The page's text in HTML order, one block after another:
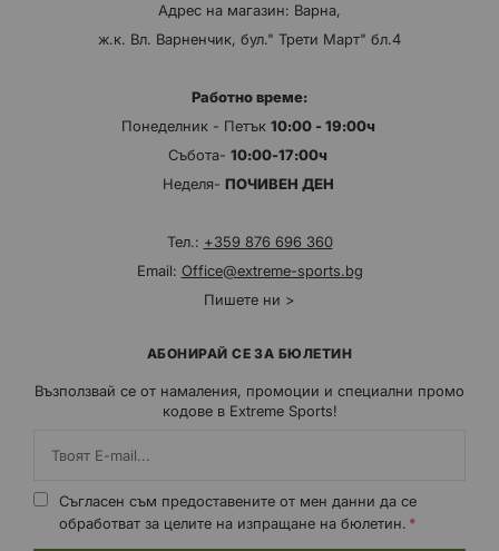
Адрес на магазин: Варна,
ж.к. Вл. Варненчик, бул." Трети Март" бл.4
Работно време:
Понеделник - Петък 10:00 - 19:00ч
Събота- 10:00-17:00ч
Неделя- ПОЧИВЕН ДЕН
Тел.: +359 876 696 360
Email: Office@extreme-sports.bg
Пишете ни >
АБОНИРАЙ СЕ ЗА БЮЛЕТИН
Възползвай се от намаления, промоции и специални промо
кодове в Extreme Sports!
Съгласен съм предоставените от мен данни да се
обработват за целите на изпращане на бюлетин.